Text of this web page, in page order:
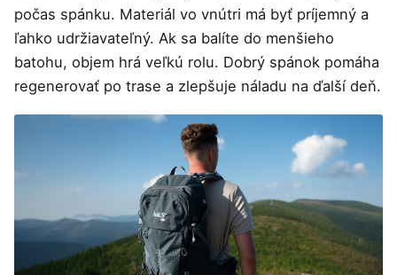
počas spánku. Materiál vo vnútri má byť príjemný a
ľahko udržiavateľný. Ak sa balíte do menšieho
batohu, objem hrá veľkú rolu. Dobrý spánok pomáha
regenerovať po trase a zlepšuje náladu na ďalší deň.